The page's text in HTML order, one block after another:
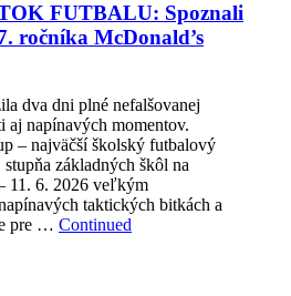
FUTBALU: Spoznali
ročníka McDonald’s
dva dni plné nefalšovanej
aj napínavých momentov.
– najväčší školský futbalový
základných škôl na
11. 6. 2026 veľkým
taktických bitkách a
pre … Continued